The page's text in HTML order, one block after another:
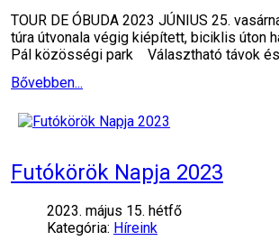
TOUR DE ÓBUDA 2023 JÚNIUS 25.
túra útvonala végig kiépített, biciklis úton
Pál közösségi park Választható távok
Bővebben...
Futókörök Napja 2023
2023. május 15. hétfő
Kategória: Híreink